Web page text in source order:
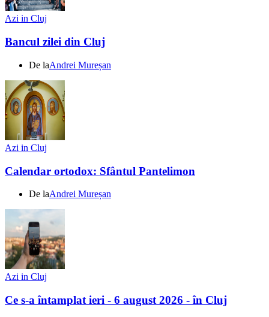
Azi in Cluj
Bancul zilei din Cluj
De laAndrei Mureșan
Azi in Cluj
Calendar ortodox: Sfântul Pantelimon
De laAndrei Mureșan
Azi in Cluj
Ce s-a întamplat ieri - 6 august 2026 - în Cluj